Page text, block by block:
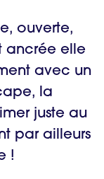
ouverte,
ancrée elle
avec un
la
juste au
par ailleurs
!